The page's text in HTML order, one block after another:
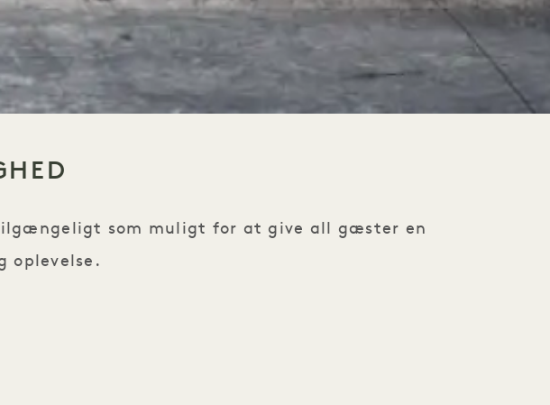
som muligt for at give all gæster en
oplevelse.